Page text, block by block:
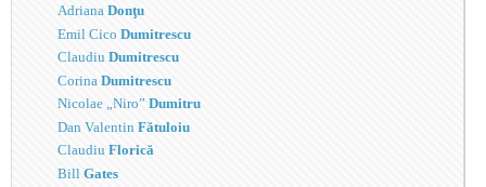
AdrianaDonţu
Emil CicoDumitrescu
ClaudiuDumitrescu
CorinaDumitrescu
Nicolae „Niro”Dumitru
Dan ValentinFătuloiu
ClaudiuFlorică
BillGates